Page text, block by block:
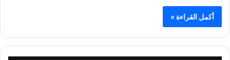
أكمل القراءة »